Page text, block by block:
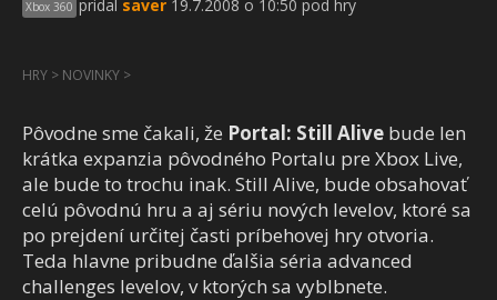
Xbox 360 pridal saver 19.7.2008 o 10:50 pod hry
HRY > NOVINKY >
Pôvodne sme čakali, že Portal: Still Alive bude len
krátka expanzia pôvodného Portalu pre Xbox Live,
ale bude to trochu inak. Still Alive, bude obsahovať
celú pôvodnú hru a aj sériu nových levelov, ktoré sa
po prejdení určitej časti príbehovej hry otvoria.
Teda hlavne pribudne ďalšia séria advanced
challenges levelov, v ktorých sa vyblbnete.